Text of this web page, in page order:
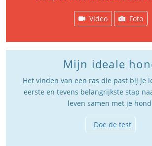
Video Foto
Mijn ideale
Het vinden van een ras die past bij je
eerste en tevens belangrijkste stap
leven samen met je
Doe de test